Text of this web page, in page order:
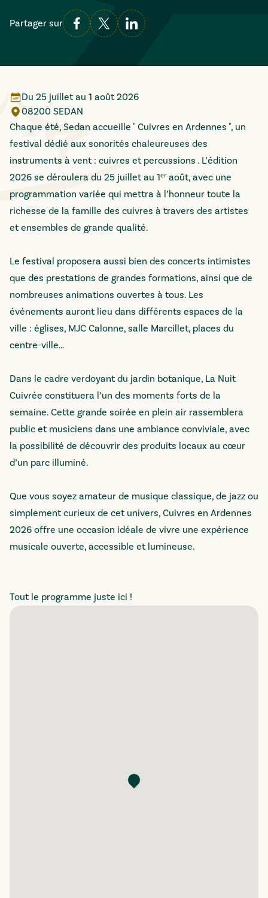
Partager sur
Du 25 juilletau 1 août 2026
08200 SEDAN
Chaque été, Sedan accueille " Cuivres en Ardennes ", un
festival dédié aux sonorités chaleureuses des
instruments à vent : cuivres et percussions . L’édition
2026 se déroulera du 25 juillet au 1ᵉʳ août, avec une
programmation variée qui mettra à l’honneur toute la
richesse de la famille des cuivres à travers des artistes
et ensembles de grande qualité.
Le festival proposera aussi bien des concerts intimistes
que des prestations de grandes formations, ainsi que de
nombreuses animations ouvertes à tous. Les
événements auront lieu dans différents espaces de la
ville : églises, MJC Calonne, salle Marcillet, places du
centre-ville…
Dans le cadre verdoyant du jardin botanique, La Nuit
Cuivrée constituera l’un des moments forts de la
semaine. Cette grande soirée en plein air rassemblera
public et musiciens dans une ambiance conviviale, avec
la possibilité de découvrir des produits locaux au cœur
d’un parc illuminé.
Que vous soyez amateur de musique classique, de jazz ou
simplement curieux de cet univers, Cuivres en Ardennes
2026 offre une occasion idéale de vivre une expérience
musicale ouverte, accessible et lumineuse.
Tout le programme juste ici !